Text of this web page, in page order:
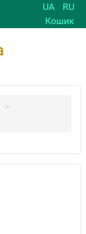
UA
RU
Кошик
>